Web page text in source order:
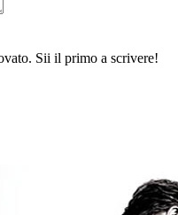
Sii il primo a scrivere!